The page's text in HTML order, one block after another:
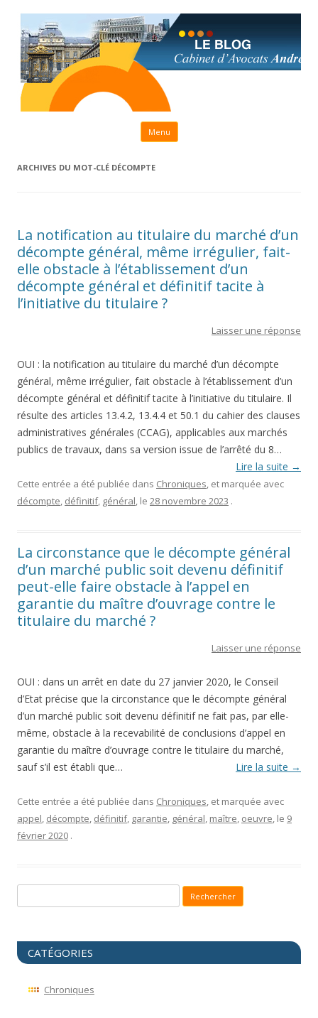
Menu Aller au contenu principal
ARCHIVES DU MOT-CLÉ DÉCOMPTE
La notification au titulaire du marché d’un
décompte général, même irrégulier, fait-
elle obstacle à l’établissement d’un
décompte général et définitif tacite à
l’initiative du titulaire ?
Laisser une réponse
OUI : la notification au titulaire du marché d’un décompte
général, même irrégulier, fait obstacle à l’établissement d’un
décompte général et définitif tacite à l’initiative du titulaire. Il
résulte des articles 13.4.2, 13.4.4 et 50.1 du cahier des clauses
administratives générales (CCAG), applicables aux marchés
publics de travaux, dans sa version issue de l’arrêté du 8…
Lire la suite →
Cette entrée a été publiée dans Chroniques, et marquée avec
décompte, définitif, général, le 28 novembre 2023 .
La circonstance que le décompte général
d’un marché public soit devenu définitif
peut-elle faire obstacle à l’appel en
garantie du maître d’ouvrage contre le
titulaire du marché ?
Laisser une réponse
OUI : dans un arrêt en date du 27 janvier 2020, le Conseil
d’Etat précise que la circonstance que le décompte général
d’un marché public soit devenu définitif ne fait pas, par elle-
même, obstacle à la recevabilité de conclusions d’appel en
garantie du maître d’ouvrage contre le titulaire du marché,
sauf s’il est établi que…
Lire la suite →
Cette entrée a été publiée dans Chroniques, et marquée avec
appel, décompte, définitif, garantie, général, maître, oeuvre, le 9
février 2020 .
CATÉGORIES
Chroniques